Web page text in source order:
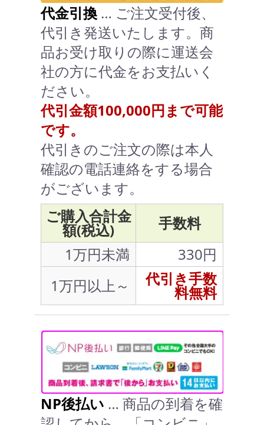
代金引換 … ご注文受付後、
代引き発送いたします。商
品お受け取りの際に運送会
社の方に代金をお支払いく
ださい。
代引金額100,000円まで可能
です。
代引きのご注文の際は本人
確認の電話連絡をする場合
がございます。
ご購入合計金
額(税込)
手数料
1万円未満
330円
1万円以上～
代引き手数
料無料
NP後払い … 商品の到着を確